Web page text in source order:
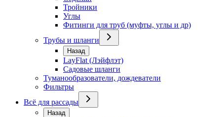
Тройники
Углы
Фитинги для труб (муфты, углы и др)
Трубы и шланги
Назад
LayFlat (Лэйфлэт)
Садовые шланги
Туманообразователи, дождеватели
Фильтры
Всё для рассады
Назад